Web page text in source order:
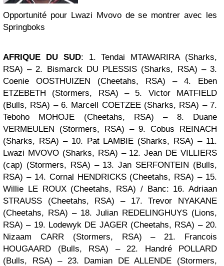
Opportunité pour Lwazi Mvovo de se montrer avec les
Springboks
AFRIQUE DU SUD: 1. Tendai MTAWARIRA (Sharks,
RSA) – 2. Bismarck DU PLESSIS (Sharks, RSA) – 3.
Coenie OOSTHUIZEN (Cheetahs, RSA) – 4. Eben
ETZEBETH (Stormers, RSA) – 5. Victor MATFIELD
(Bulls, RSA) – 6. Marcell COETZEE (Sharks, RSA) – 7.
Teboho MOHOJE (Cheetahs, RSA) – 8. Duane
VERMEULEN (Stormers, RSA) – 9. Cobus REINACH
(Sharks, RSA) – 10. Pat LAMBIE (Sharks, RSA) – 11.
Lwazi MVOVO (Sharks, RSA) – 12. Jean DE VILLIERS
(cap) (Stormers, RSA) – 13. Jan SERFONTEIN (Bulls,
RSA) – 14. Cornal HENDRICKS (Cheetahs, RSA) – 15.
Willie LE ROUX (Cheetahs, RSA) / Banc: 16. Adriaan
STRAUSS (Cheetahs, RSA) – 17. Trevor NYAKANE
(Cheetahs, RSA) – 18. Julian REDELINGHUYS (Lions,
RSA) – 19. Lodewyk DE JAGER (Cheetahs, RSA) – 20.
Nizaam CARR (Stormers, RSA) – 21. Francois
HOUGAARD (Bulls, RSA) – 22. Handré POLLARD
(Bulls, RSA) – 23. Damian DE ALLENDE (Stormers,